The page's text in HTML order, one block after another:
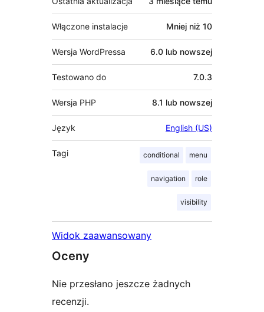
Włączone instalacje Mniej niż 10
Wersja WordPressa 6.0 lub nowszej
Testowano do 7.0.3
Wersja PHP 8.1 lub nowszej
Język English (US)
Tagi conditional menu
navigation role
visibility
Widok zaawansowany
Oceny
Nie przesłano jeszcze żadnych
recenzji.